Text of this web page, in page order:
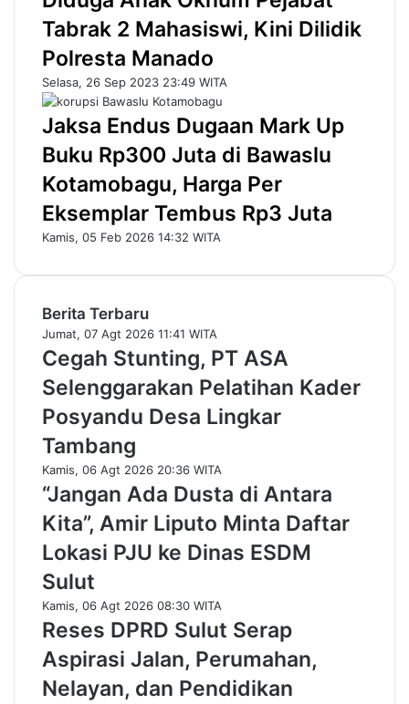
Tabrak 2 Mahasiswi, Kini Dilidik
Polresta Manado
Selasa, 26 Sep 2023 23:49 WITA
Jaksa Endus Dugaan Mark Up
Buku Rp300 Juta di Bawaslu
Kotamobagu, Harga Per
Eksemplar Tembus Rp3 Juta
Kamis, 05 Feb 2026 14:32 WITA
Berita Terbaru
Jumat, 07 Agt 2026 11:41 WITA
Cegah Stunting, PT ASA
Selenggarakan Pelatihan Kader
Posyandu Desa Lingkar
Tambang
Kamis, 06 Agt 2026 20:36 WITA
“Jangan Ada Dusta di Antara
Kita”, Amir Liputo Minta Daftar
Lokasi PJU ke Dinas ESDM
Sulut
Kamis, 06 Agt 2026 08:30 WITA
Reses DPRD Sulut Serap
Aspirasi Jalan, Perumahan,
Nelayan, dan Pendidikan